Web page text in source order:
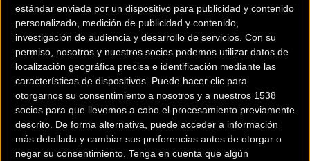
estándar enviada por un dispositivo para publicidad y contenido
personalizado, medición de publicidad y contenido,
investigación de audiencia y desarrollo de servicios. Con su
permiso, nosotros y nuestros socios podemos utilizar datos de
localización geográfica precisa e identificación mediante las
características de dispositivos. Puede hacer clic para
otorgarnos su consentimiento a nosotros y a nuestros 1538
socios para que llevemos a cabo el procesamiento previamente
descrito. De forma alternativa, puede acceder a información
más detallada y cambiar sus preferencias antes de otorgar o
negar su consentimiento. Tenga en cuenta que algún
de California tras una etapa de 134 kilómetros.
La escapada formada por seis corredores no llegó a cristalizar ya
que a pesar de ser protagonistar durante todo el día fueron
cazados a falta de 12 kilómetros para la línea de meta.
El colombiano del Jamis Janier Acevedo sigue de líder.